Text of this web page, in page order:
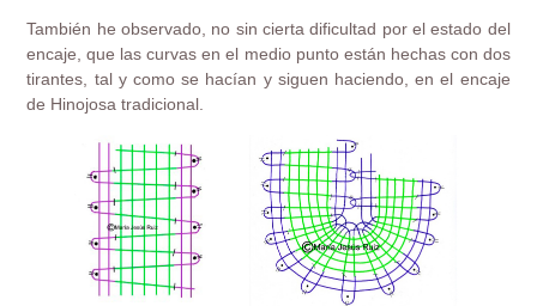
También he observado, no sin cierta dificultad por el estado del
encaje, que las curvas en el medio punto están hechas con dos
tirantes, tal y como se hacían y siguen haciendo, en el encaje
de Hinojosa tradicional.